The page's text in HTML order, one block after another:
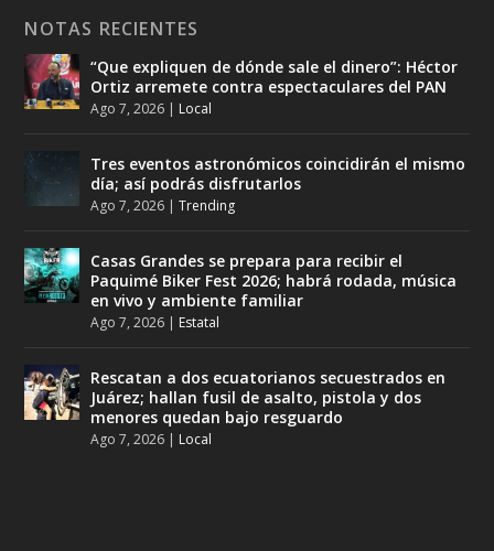
NOTAS RECIENTES
“Que expliquen de dónde sale el dinero”: Héctor
Ortiz arremete contra espectaculares del PAN
Ago 7, 2026 | Local
Tres eventos astronómicos coincidirán el mismo
día; así podrás disfrutarlos
Ago 7, 2026 |Trending
Casas Grandes se prepara para recibir el
Paquimé Biker Fest 2026; habrá rodada, música
en vivo y ambiente familiar
Ago 7, 2026 | Estatal
Rescatan a dos ecuatorianos secuestrados en
Juárez; hallan fusil de asalto, pistola y dos
menores quedan bajo resguardo
Ago 7, 2026 | Local